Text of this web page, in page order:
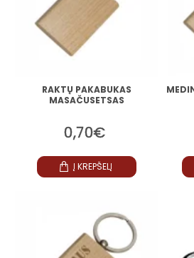
RAKTŲ PAKABUKAS
MASAČUSETSAS
0,70€
Į KREPŠELĮ